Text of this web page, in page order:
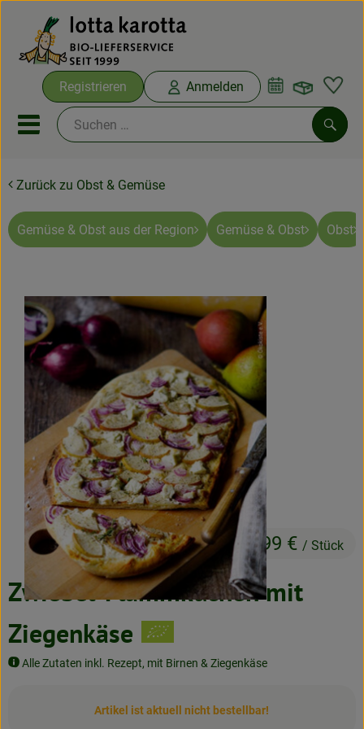
Registrieren Anmelden
Mobiles Menu öffnen oder
Ökokisten
Bio-Kochboxen
Ökokisten
Saisonthemen
Neues & Angebote
Obst & Gemüse
Frisches
Speisekammer
Getränke
BioDrogerie
Zurück zu Obst & Gemüse
Gemüse & Obst aus der Region Gemüse & Obst Obst
Zwiebel-Flammkuchen mit
Ziegenkäse
Alle Zutaten inkl. Rezept, mit Birnen & Ziegenkäse
17,99 € / Stück
Artikel ist aktuell nicht bestellbar!